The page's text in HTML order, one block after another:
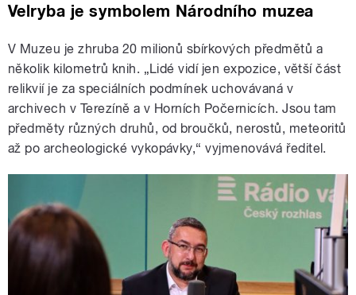
Velryba je symbolem Národního muzea
V Muzeu je zhruba 20 milionů sbírkových předmětů a
několik kilometrů knih. „Lidé vidí jen expozice, větší část
relikvií je za speciálních podmínek uchovávaná v
archivech v Terezíně a v Horních Počernicích. Jsou tam
předměty různých druhů, od broučků, nerostů, meteoritů
až po archeologické vykopávky,“ vyjmenovává ředitel.